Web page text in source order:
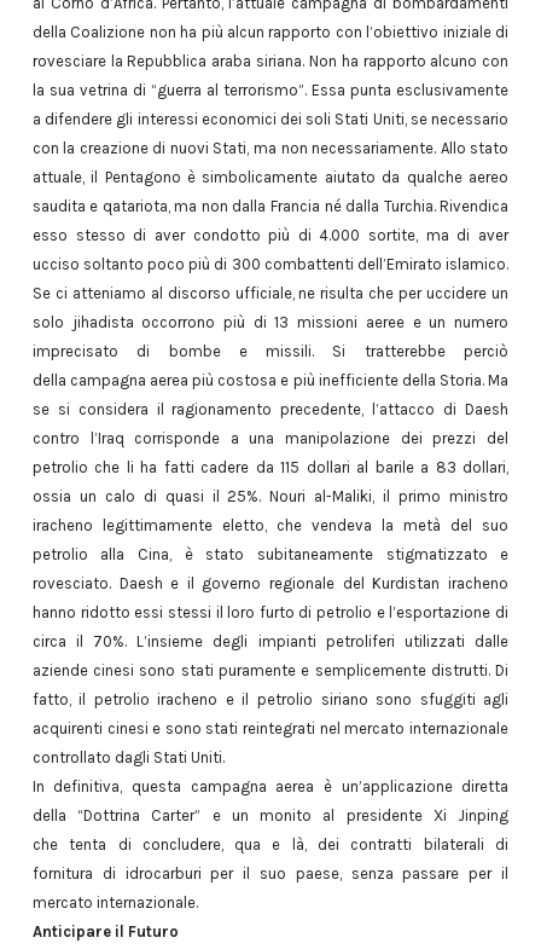
della Coalizione non ha più alcun rapporto con l’obiettivo iniziale di
rovesciare la Repubblica araba siriana. Non ha rapporto alcuno con
la sua vetrina di “guerra al terrorismo”. Essa punta esclusivamente
a difendere gli interessi economici dei soli Stati Uniti, se necessario
con la creazione di nuovi Stati, ma non necessariamente. Allo stato
attuale, il Pentagono è simbolicamente aiutato da qualche aereo
saudita e qatariota, ma non dalla Francia né dalla Turchia. Rivendica
esso stesso di aver condotto più di 4.000 sortite, ma di aver
ucciso soltanto poco più di 300 combattenti dell’Emirato islamico.
Se ci atteniamo al discorso ufficiale, ne risulta che per uccidere un
solo jihadista occorrono più di 13 missioni aeree e un numero
imprecisato di bombe e missili. Si tratterebbe perciò
della campagna aerea più costosa e più inefficiente della Storia. Ma
se si considera il ragionamento precedente, l’attacco di Daesh
contro l’Iraq corrisponde a una manipolazione dei prezzi del
petrolio che li ha fatti cadere da 115 dollari al barile a 83 dollari,
ossia un calo di quasi il 25%. Nouri al-Maliki, il primo ministro
iracheno legittimamente eletto, che vendeva la metà del suo
petrolio alla Cina, è stato subitaneamente stigmatizzato e
rovesciato. Daesh e il governo regionale del Kurdistan iracheno
hanno ridotto essi stessi il loro furto di petrolio e l’esportazione di
circa il 70%. L’insieme degli impianti petroliferi utilizzati dalle
aziende cinesi sono stati puramente e semplicemente distrutti. Di
fatto, il petrolio iracheno e il petrolio siriano sono sfuggiti agli
acquirenti cinesi e sono stati reintegrati nel mercato internazionale
controllato dagli Stati Uniti.
In definitiva, questa campagna aerea è un’applicazione diretta
della “Dottrina Carter” e un monito al presidente Xi Jinping
che tenta di concludere, qua e là, dei contratti bilaterali di
fornitura di idrocarburi per il suo paese, senza passare per il
mercato internazionale.
Anticipare il Futuro